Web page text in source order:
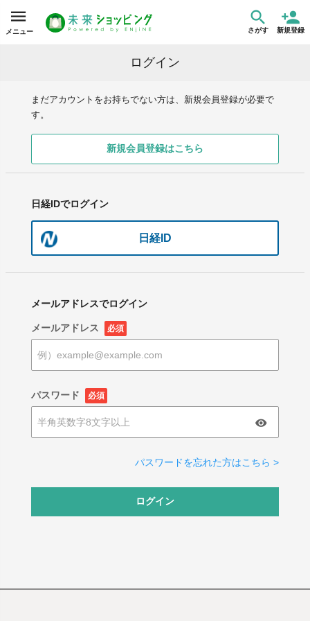
メニュー さがす 新規登録
ログイン
まだアカウントをお持ちでない方は、新規会員登録が必要で
す。
新規会員登録はこちら
日経IDでログイン
日経ID
メールアドレスでログイン
メールアドレス 必須
パスワード 必須
パスワードを忘れた方はこちら >
ログイン